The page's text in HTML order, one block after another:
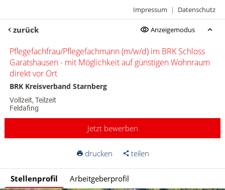
Impressum | Datenschutz
zurück Anzeigemodus
Pflegefachfrau/Pflegefachmann (m/w/d) im BRK Schloss
Garatshausen - mit Möglichkeit auf günstigen Wohnraum
direkt vor Ort
BRK Kreisverband Starnberg
Vollzeit, Teilzeit
Feldafing
Jetzt bewerben
drucken teilen
Stellenprofil Arbeitgeberprofil